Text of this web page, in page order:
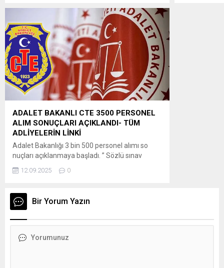
için tercihlerini, 25-30 Eylül 2025 tarihleri
arasında T.C. kimlik numarası ve şifresiyle
ÖSYM’nin https://ais.osym.gov.tr adresinden
veya ÖSYM Aday İşlemleri Mobil
Uygulaması’ndan bireysel olarak...
ADALET BAKANLI CTE 3500 PERSONEL
ALIM SONUÇLARI AÇIKLANDI- TÜM
ADLİYELERİN LİNKİ
Adalet Bakanlığı 3 bin 500 personel alımı so
nuçları açıklanmaya başladı. ” Sözlü sınav
gerektirdiği mesleki bilgi (40 puan), b) Atatürk
(20 puan), d) Bir konuyu kavrama ve ifade
yeteneği (20 puan), konularından oluşmaktadır.
12.09.2025 0
Bir Yorum Yazın